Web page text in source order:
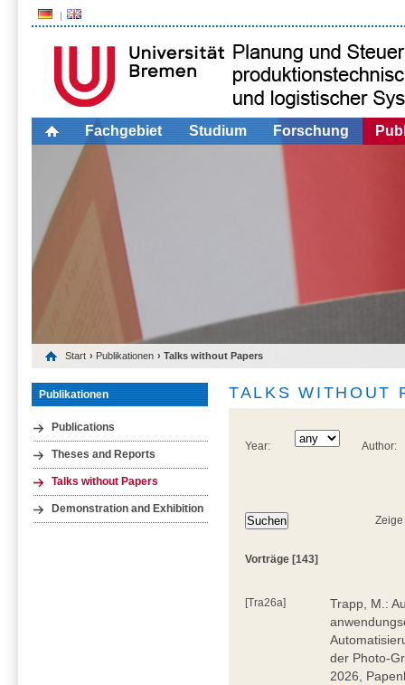
Fachgebiet Studium Forschung
Start › Publikationen › Talks without Papers
Publikationen
Publications
Theses and Reports
Talks without Papers
Demonstration and Exhibition
TALKS WITHOUT
Year: Author:
Vorträge [143]
[Tra26a]
Trapp, M.:
der Photo-
2026,